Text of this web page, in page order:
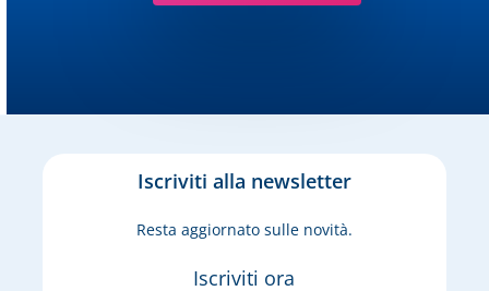
Iscriviti alla newsletter
Resta aggiornato sulle novità.
Iscriviti ora